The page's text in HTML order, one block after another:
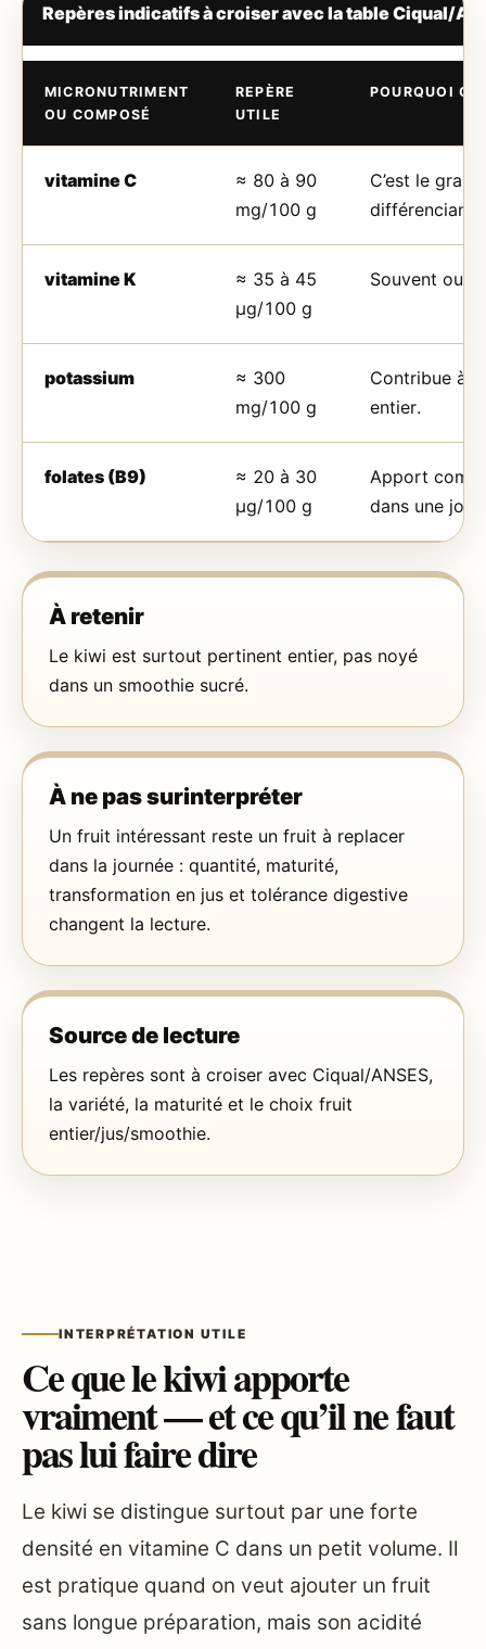
Repères indicatifs à croiser avec la table Ciqual/
MICRONUTRIMENT
OU COMPOSÉ
REPÈRE
UTILE
POURQUOI
vitamine C
≈ 80 à 90
mg/100 g
C’est le
différenciant
vitamine K
≈ 35 à 45
µg/100 g
Souvent
potassium
≈ 300
mg/100 g
Contribue à
entier.
folates (B9)
≈ 20 à 30
µg/100 g
Apport
dans une
À retenir
Le kiwi est surtout pertinent entier, pas noyé
dans un smoothie sucré.
À ne pas surinterpréter
Un fruit intéressant reste un fruit à replacer
dans la journée : quantité, maturité,
transformation en jus et tolérance digestive
changent la lecture.
Source de lecture
Les repères sont à croiser avec Ciqual/ANSES,
la variété, la maturité et le choix fruit
entier/jus/smoothie.
INTERPRÉTATION UTILE
Ce que le kiwi apporte
vraiment — et ce qu’il ne faut
pas lui faire dire
Le kiwi se distingue surtout par une forte
densité en vitamine C dans un petit volume. Il
est pratique quand on veut ajouter un fruit
sans longue préparation, mais son acidité